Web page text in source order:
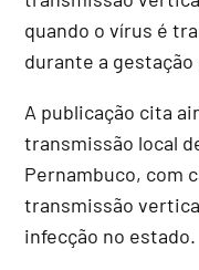
quando o vírus é
durante a
A publicação cita
transmissão local
Pernambuco, com
transmissão
infecção no estado.